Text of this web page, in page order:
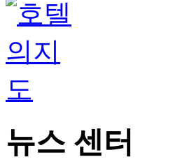
뉴스 센터